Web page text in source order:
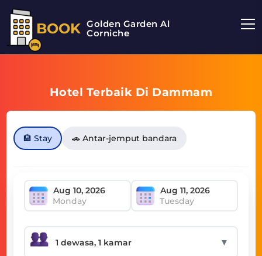
BOOK Golden Garden Al
Corniche
Hotel Terbaik Di Dammam
🏨 Stay 🚗 Antar-jemput bandara
Monday Tuesday
▼